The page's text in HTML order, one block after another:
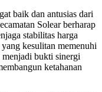
baik dan antusias dari
Solear berharap
stabilitas harga
kesulitan memenuhi
bukti sinergi
ketahanan